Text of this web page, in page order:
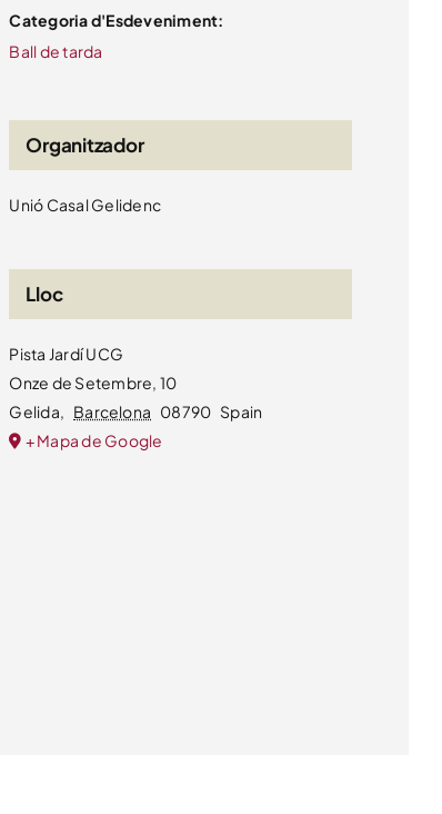
Categoria d'Esdeveniment:
Ball de tarda
Organitzador
Unió Casal Gelidenc
Lloc
Pista Jardí UCG
Onze de Setembre, 10
Gelida, Barcelona 08790 Spain
+ Mapa de Google